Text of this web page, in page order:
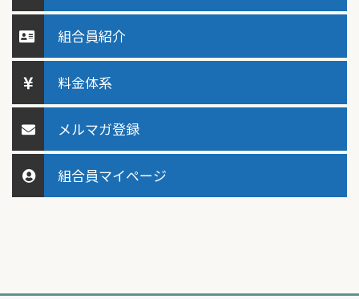
組合員紹介
料金体系
メルマガ登録
組合員マイページ